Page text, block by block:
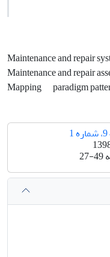
Maintenance and repair
Maintenance and repair
Mapping
paradigm
27-49